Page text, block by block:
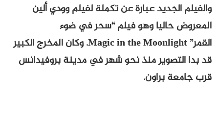
والفيلم الجديد عبارة عن تكملة لفيلم وودي ألين
المعروض حاليا وهو فيلم “سحر في ضوء
القمر” Magic in the Moonlight. وكان المخرج الكبير
قد بدا التصوير منذ نحو شهر في مدينة بروفيدانس
قرب جامعة براون.